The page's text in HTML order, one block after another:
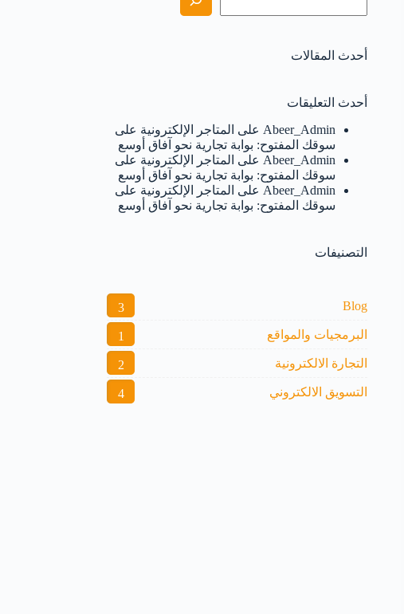
أحدث المقالات
أحدث التعليقات
Abeer_Admin على المتاجر الإلكترونية على
سوقك المفتوح: بوابة تجارية نحو آفاق أوسع
Abeer_Admin على المتاجر الإلكترونية على
سوقك المفتوح: بوابة تجارية نحو آفاق أوسع
Abeer_Admin على المتاجر الإلكترونية على
سوقك المفتوح: بوابة تجارية نحو آفاق أوسع
التصنيفات
Blog
3
البرمجيات والمواقع
1
التجارة الالكترونية
2
التسويق الالكتروني
4